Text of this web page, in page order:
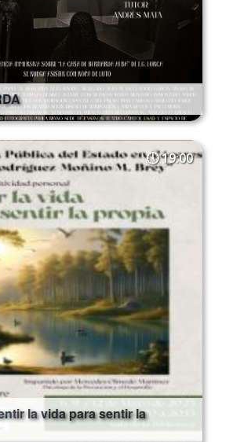
19:00
la vida para sentir la